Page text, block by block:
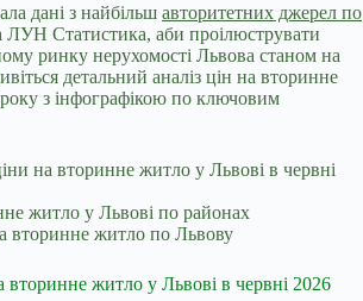
дані з найбільш авторитетних джерел по
ЛУН Статистика, аби проілюструвати
ринку нерухомості Львова станом на
детальний аналіз цін на вторинне
з інфографікою по ключовим
на вторинне житло у Львові в червні
житло у Львові по районах
вторинне житло по Львову
вторинне житло у Львові в червні 2026